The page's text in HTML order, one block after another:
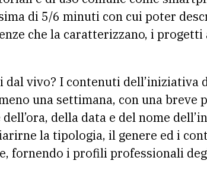
di 5/6 minuti con cui poter
che la caratterizzano, i
dal vivo? I contenuti dell’iniziativa
una settimana, con una breve
della data e del nome
la tipologia, il genere ed i
fornendo i profili professionali